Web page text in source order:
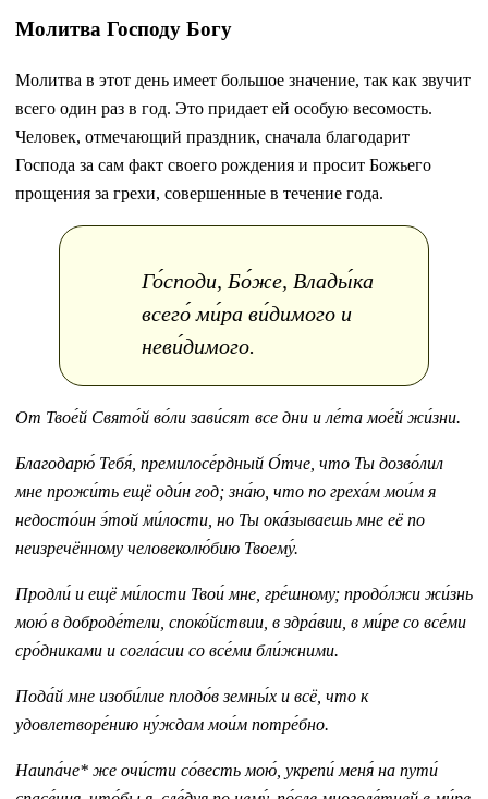
Молитва Господу Богу
Молитва в этот день имеет большое значение, так как звучит
всего один раз в год. Это придает ей особую весомость.
Человек, отмечающий праздник, сначала благодарит
Господа за сам факт своего рождения и просит Божьего
прощения за грехи, совершенные в течение года.
Го́споди, Бо́же, Влады́ка
всего́ ми́ра ви́димого и
неви́димого.
От Твое́й Свято́й во́ли зави́сят все дни и ле́та мое́й жи́зни.
Благодарю́ Тебя́, премилосе́рдный О́тче, что Ты дозво́лил
мне прожи́ть ещё оди́н год; зна́ю, что по греха́м мои́м я
недосто́ин э́той ми́лости, но Ты ока́зываешь мне её по
неизречённому человеколю́бию Твоему́.
Продли́ и ещё ми́лости Твои́ мне, гре́шному; продо́лжи жи́знь
мою́ в доброде́тели, споко́йствии, в здра́вии, в ми́ре со все́ми
сро́дниками и согла́сии со все́ми бли́жними.
Пода́й мне изоби́лие плодо́в земны́х и всё, что к
удовлетворе́нию ну́ждам мои́м потре́бно.
Наипа́че* же очи́сти со́весть мою́, укрепи́ меня́ на пути́